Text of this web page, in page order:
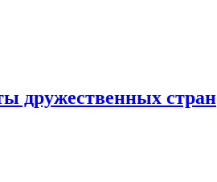
дружественных стран